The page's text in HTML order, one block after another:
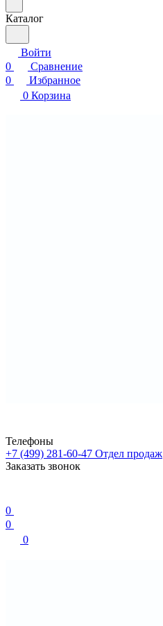
Каталог
Войти
0
Сравнение
0
Избранное
0 Корзина
Телефоны
+7 (499) 281-60-47 Отдел продаж
Заказать звонок
0
0
0